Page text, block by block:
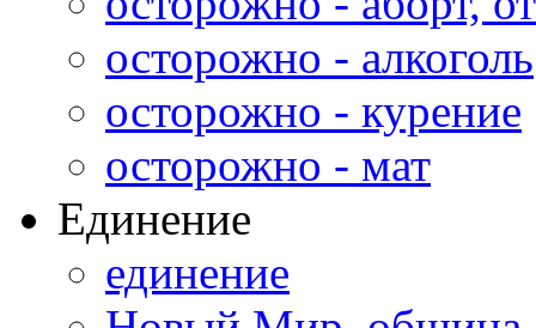
осторожно - алкоголь
осторожно - курение
осторожно - мат
Единение
единение